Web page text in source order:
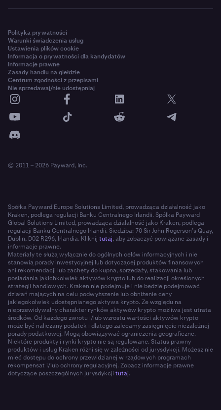
Polityka prywatności
Warunki świadczenia usług
Ustawienia plików cookie
Informacja o prywatności dla kandydatów
Informacje prawne
Zasady handlu na giełdzie
Centrum zgodności z przepisami
Nie sprzedawaj/nie udostępniaj
© 2011 – 2026 Payward, Inc.
Spółka Payward Europe Solutions Limited, prowadząca działalność jako
Kraken, podlega regulacji Banku Centralnego Irlandii. Spółka Payward
Global Solutions Limited, prowadząca działalność jako Kraken, podlega
regulacji Banku Centralnego Irlandii. Siedziba: 70 Sir John Rogerson’s Quay,
Dublin, D02 R296, Irlandia. Kliknij tutaj, aby zobaczyć powiązane zasady i
informacje prawne.
Materiały te służą wyłącznie do ogólnych celów informacyjnych i nie
stanowią porady inwestycyjnej lub dotyczącej produktów finansowych
ani rekomendacji lub zachęty do kupna, sprzedaży, stakowania lub
posiadania jakichkolwiek aktywów krypto lub do realizacji określonych
strategii handlowych. Kraken nie podejmuje i nie będzie podejmować
działań mających na celu podwyższenie lub obniżenie ceny
jakiegokolwiek udostępnianego aktywa krypto. Ze względu na
nieprzewidywalny charakter rynków aktywów krypto możliwa jest utrata
środków. Od każdego zwrotu i/lub wzrostu wartości aktywów krypto
może być naliczany podatek i dlatego zalecamy zasięgnięcie niezależnej
porady podatkowej. Mogą obowiązywać ograniczenia geograficzne.
Niektóre produkty i rynki krypto nie są regulowane. Status prawny
produktów i usług Kraken różni się w zależności od jurysdykcji. Możesz nie
mieć dostępu do ochrony przewidzianej w rządowych programach
rekompensat i/lub ochrony regulacyjnej. Zobacz informacje prawne
dotyczące poszczególnych jurysdykcji tutaj.